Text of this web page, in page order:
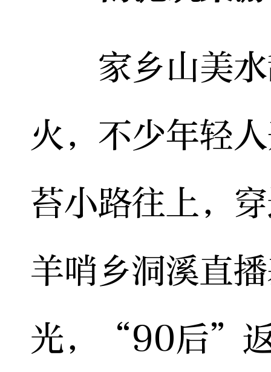
家乡山美水
火，不少年轻
苔小路往上，
羊哨乡洞溪直
光，“90后”返